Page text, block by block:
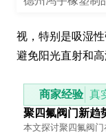
视，特别是吸湿
避免阳光直射和高
商家经验 真
聚四氟阀门新趋
本文探讨聚四氟阀